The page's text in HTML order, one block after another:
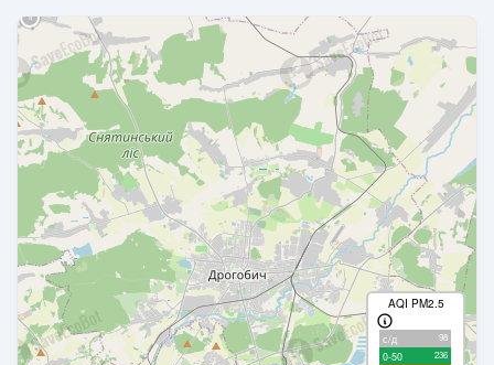
AQI PM2.5
с/д 98
0-50 236